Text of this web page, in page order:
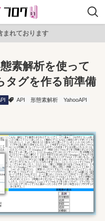
まれております
素解析を使って
タグを作る前準備
API 形態素解析 YahooAPI